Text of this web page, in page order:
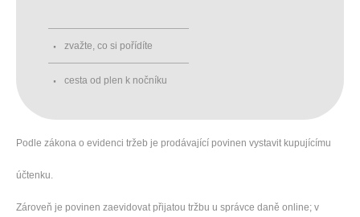
zvažte, co si pořídíte
cesta od plen k nočníku
Podle zákona o evidenci tržeb je prodávající povinen vystavit kupujícímu
účtenku.
Zároveň je povinen zaevidovat přijatou tržbu u správce daně online; v